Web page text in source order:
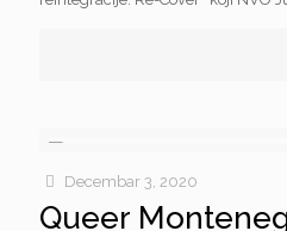
Decembar 3, 2020
Queer